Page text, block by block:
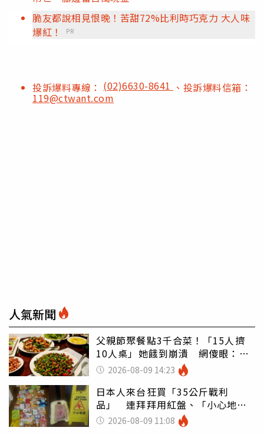
脆友都說相見恨晚！苦甜72%比利時巧克力 大人味
爆紅！
PR
投訴爆料專線： (02)6630-8641 、投訴爆料信箱：
119@ctwant.com
人氣新聞
父親節聚餐點3千合菜！「15人擠
10人桌」她餓到崩潰 網傻眼：讓
店家看笑話
2026-08-09 14:23
日本人來台狂買「35公斤戰利
品」 連拜拜用紅盤、「小心地
滑」告示牌也帶回家
2026-08-09 11:08